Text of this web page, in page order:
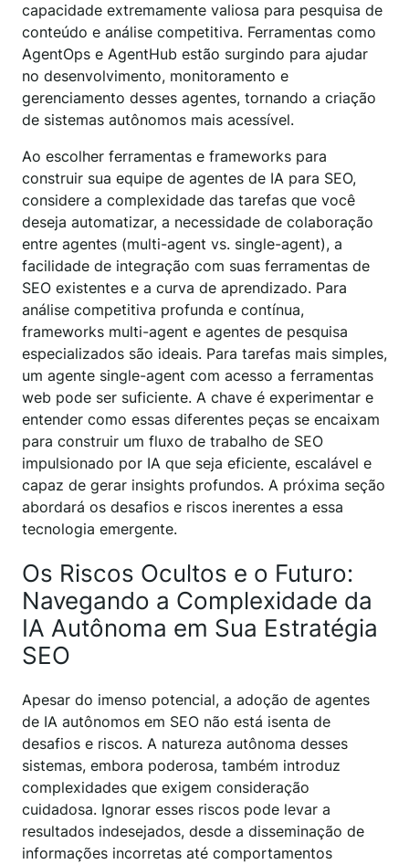
capacidade extremamente valiosa para pesquisa de
conteúdo e análise competitiva. Ferramentas como
AgentOps e AgentHub estão surgindo para ajudar
no desenvolvimento, monitoramento e
gerenciamento desses agentes, tornando a criação
de sistemas autônomos mais acessível.
Ao escolher ferramentas e frameworks para
construir sua equipe de agentes de IA para SEO,
considere a complexidade das tarefas que você
deseja automatizar, a necessidade de colaboração
entre agentes (multi-agent vs. single-agent), a
facilidade de integração com suas ferramentas de
SEO existentes e a curva de aprendizado. Para
análise competitiva profunda e contínua,
frameworks multi-agent e agentes de pesquisa
especializados são ideais. Para tarefas mais simples,
um agente single-agent com acesso a ferramentas
web pode ser suficiente. A chave é experimentar e
entender como essas diferentes peças se encaixam
para construir um fluxo de trabalho de SEO
impulsionado por IA que seja eficiente, escalável e
capaz de gerar insights profundos. A próxima seção
abordará os desafios e riscos inerentes a essa
tecnologia emergente.
Os Riscos Ocultos e o Futuro:
Navegando a Complexidade da
IA Autônoma em Sua Estratégia
SEO
Apesar do imenso potencial, a adoção de agentes
de IA autônomos em SEO não está isenta de
desafios e riscos. A natureza autônoma desses
sistemas, embora poderosa, também introduz
complexidades que exigem consideração
cuidadosa. Ignorar esses riscos pode levar a
resultados indesejados, desde a disseminação de
informações incorretas até comportamentos